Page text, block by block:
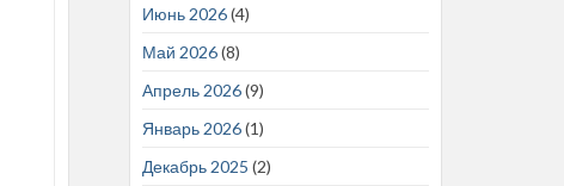
Июнь 2026(4)
Май 2026(8)
Апрель 2026(9)
Январь 2026(1)
Декабрь 2025 (2)